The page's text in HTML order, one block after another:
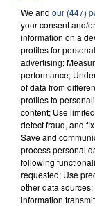
23 juillet 2026
INCENDIE
SON BÉBÉ
Un homme
aspergé sa
d'un liquide
We and our (447)
your consent and/
information on a
profiles for
advertising;
performance;
of data from
profiles to
content; Use
detect fraud, and
Save and
process personal
following
requested; Use
other data
information